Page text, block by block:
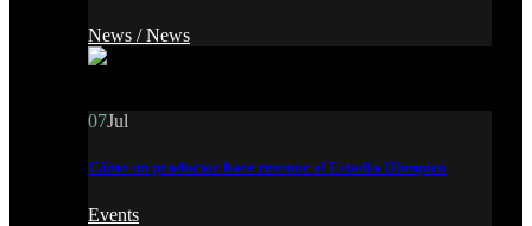
News /News
07Jul
Cómo un productor hace resonar el Estadio Olímpico
Events